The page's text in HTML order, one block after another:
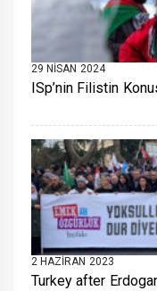
29 NISAN 2024
ISp’nin Filistin
2 HAZIRAN 2023
Turkey after